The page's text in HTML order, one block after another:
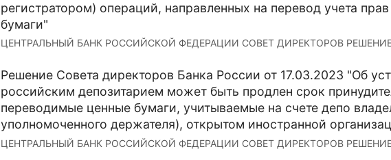
регистратором) операций, направленных на перевод учета
бумаги"
ЦЕНТРАЛЬНЫЙ БАНК РОССИЙСКОЙ ФЕДЕРАЦИИ СОВЕТ ДИРЕКТОРОВ РЕШЕНИЕ
Решение Совета директоров Банка России от 17.03.2023 "Об
российским депозитарием может быть продлен срок
переводимые ценные бумаги, учитываемые на счете депо
уполномоченного держателя), открытом иностранной
ЦЕНТРАЛЬНЫЙ БАНК РОССИЙСКОЙ ФЕДЕРАЦИИ СОВЕТ ДИРЕКТОРОВ РЕШЕНИЕ